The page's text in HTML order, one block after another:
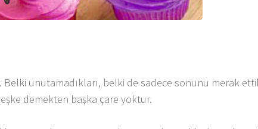
Belki unutamadıkları, belki de sadece sonunu merak
demekten başka çare yoktur.